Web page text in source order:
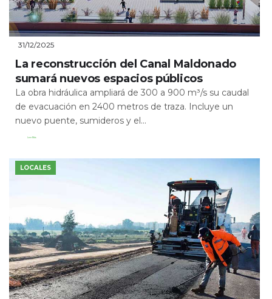
31/12/2025
La reconstrucción del Canal Maldonado
sumará nuevos espacios públicos
La obra hidráulica ampliará de 300 a 900 m³/s su caudal
de evacuación en 2400 metros de traza. Incluye un
nuevo puente, sumideros y el...
Leer Más
LOCALES